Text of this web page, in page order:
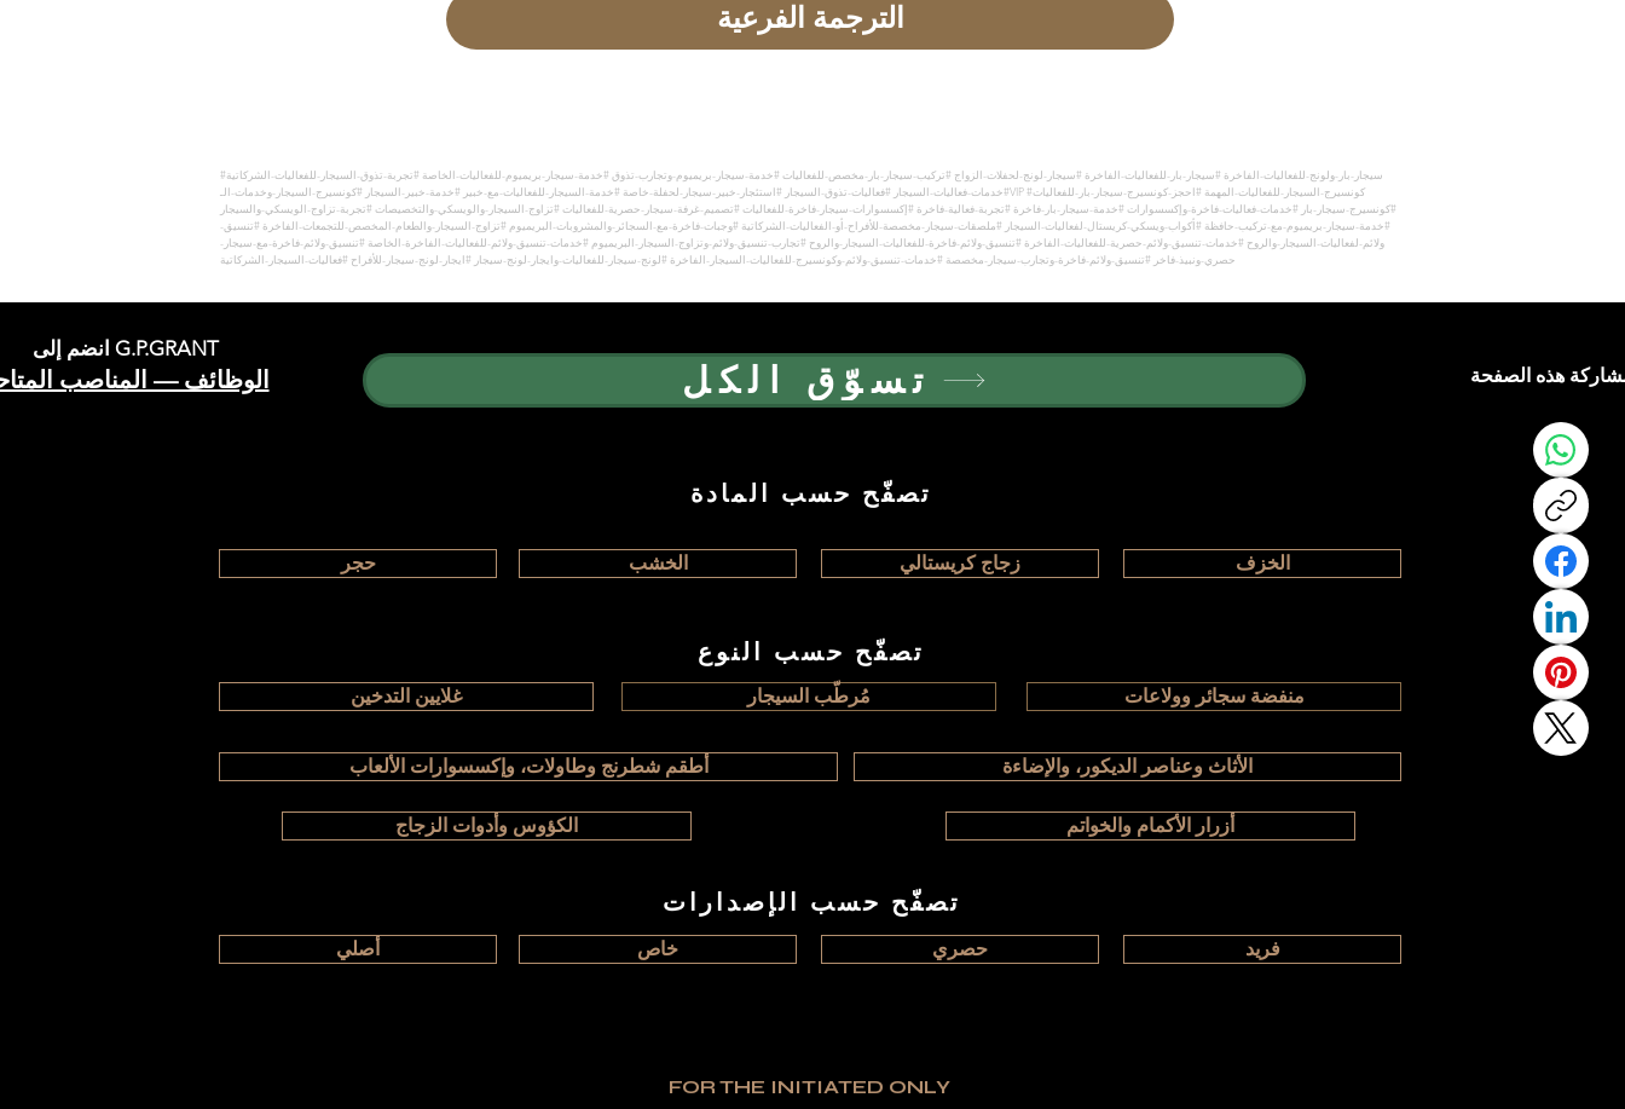
الترجمة الفرعية
#سيجار-بار-ولونج-للفعاليات-الفاخرة #سيجار-بار-للفعاليات-الفاخرة #سيجار-لونج-لحفلات-الزواج #تركيب-سيجار-بار-مخصص-للفعاليات #خدمة-سيجار-بريميوم-وتجارب-تذوق #خدمة-سيجار-بريميوم-للفعاليات-الخاصة #تجربة-تذوق-السيجار-للفعاليات-الشركاتية
#خدمات-فعاليات-السيجار #فعاليات-تذوق-السيجار #استئجار-خبير-سيجار-لحفلة-خاصة #خدمة-السيجار-للفعاليات-مع-خبير #خدمة-خبير-السيجار #كونسيرج-السيجار-وخدمات-الـVIP #كونسيرج-السيجار-للفعاليات-المهمة #احجز-كونسيرج-سيجار-بار-للفعاليات
#كونسيرج-سيجار-بار #خدمات-فعاليات-فاخرة-وإكسسوارات #خدمة-سيجار-بار-فاخرة #تجربة-فعالية-فاخرة #إكسسوارات-سيجار-فاخرة-للفعاليات #تصميم-غرفة-سيجار-حصرية-للفعاليات #تزاوج-السيجار-والويسكي-والتخصيصات #تجربة-تزاوج-الويسكي-والسيجار
#خدمة-سيجار-بريميوم-مع-تركيب-حافظة #أكواب-ويسكي-كريستال-لفعاليات-السيجار #ملصقات-سيجار-مخصصة-للأفراح-أو-الفعاليات-الشركاتية #وجبات-فاخرة-مع-السجائر-والمشروبات-البريميوم #تزاوج-السيجار-والطعام-المخصص-للتجمعات-الفاخرة #تنسيق-
ولائم-لفعاليات-السيجار-والروح #خدمات-تنسيق-ولائم-حصرية-للفعاليات-الفاخرة #تنسيق-ولائم-فاخرة-للفعاليات-السيجار-والروح #تجارب-تنسيق-ولائم-وتزاوج-السيجار-البريميوم #خدمات-تنسيق-ولائم-للفعاليات-الفاخرة-الخاصة #تنسيق-ولائم-فاخرة-مع-سيجار-
حصري-ونبيذ-فاخر #تنسيق-ولائم-فاخرة-وتجارب-سيجار-مخصصة #خدمات-تنسيق-ولائم-وكونسيرج-للفعاليات-السيجار-الفاخرة #لونج-سيجار-للفعاليات-وايجار-لونج-سيجار #ايجار-لونج-سيجار-للأفراح #فعاليات-السيجار-الشركاتية
انضم إلى G.P.GRANT
الوظائف — المناصب تسوّق الكل
تصفّح حسب المادة
حجر الخشب زجاج كريستالي الخزف
تصفّح حسب النوع
غلايين التدخين مُرطّب السيجار منفضة سجائر وولاعات
أطقم شطرنج وطاولات، وإكسسوارات الألعاب
الكؤوس وأدوات الزجاج
الأثاث وعناصر الديكور، والإضاءة
أزرار الأكمام والخواتم
هذه الصفحة
تصفّح حسب الإصدارات
أصلي خاص حصري فريد
FOR THE INITIATED ONLY